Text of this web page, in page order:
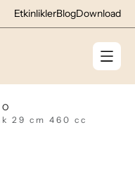
EtkinliklerBlogDownload
29 cm 460 cc